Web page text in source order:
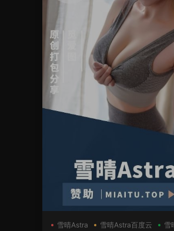
雪晴Astra 雪晴Astra百度云 雪